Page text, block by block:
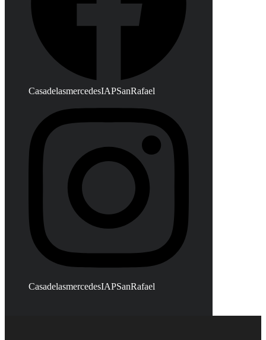
CasadelasmercedesIAPSanRafael
CasadelasmercedesIAPSanRafael